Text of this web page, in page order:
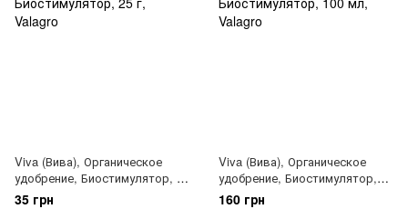
Viva (Вива), Органическое
удобрение, Биостимулятор, 25
г, Valagro
35 грн
Viva (Вива), Органическое
удобрение, Биостимулятор,
100 мл, Valagro
160 грн